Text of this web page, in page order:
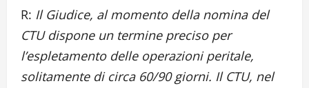
R: Il Giudice, al momento della nomina del
CTU dispone un termine preciso per
l’espletamento delle operazioni peritale,
solitamente di circa 60/90 giorni. Il CTU, nel